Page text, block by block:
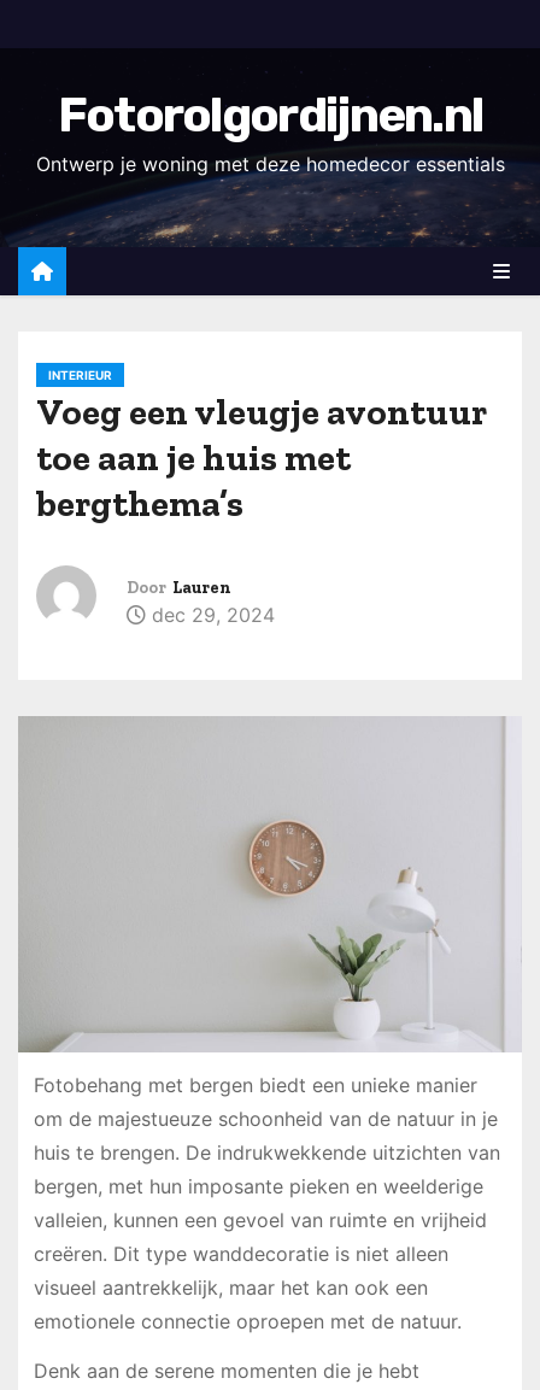
Fotorolgordijnen.nl
Ontwerp je woning met deze homedecor essentials
INTERIEUR
Voeg een vleugje avontuur
toe aan je huis met
bergthema’s
Door Lauren
dec 29, 2024
Fotobehang met bergen biedt een unieke manier
om de majestueuze schoonheid van de natuur in je
huis te brengen. De indrukwekkende uitzichten van
bergen, met hun imposante pieken en weelderige
valleien, kunnen een gevoel van ruimte en vrijheid
creëren. Dit type wanddecoratie is niet alleen
visueel aantrekkelijk, maar het kan ook een
emotionele connectie oproepen met de natuur.
Denk aan de serene momenten die je hebt